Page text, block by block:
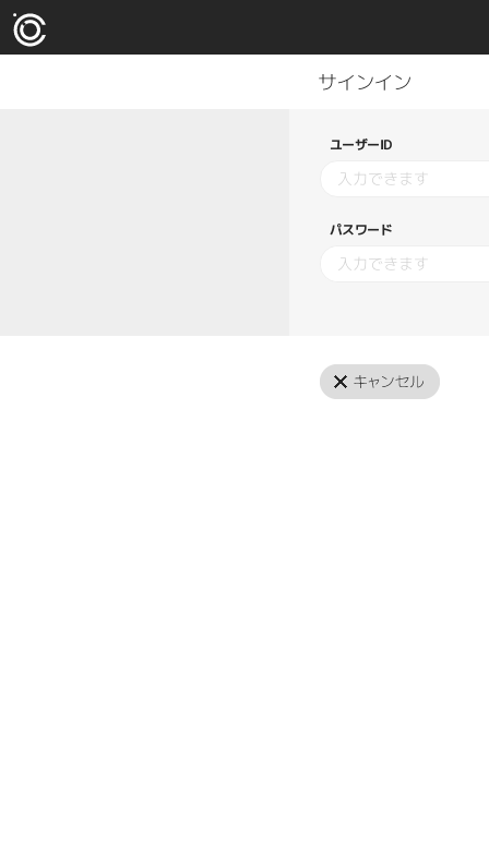
ユーザーID
パスワード